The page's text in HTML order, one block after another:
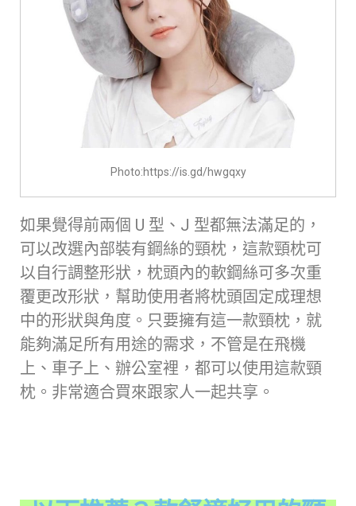
Photo:https://is.gd/hwgqxy
如果覺得前兩個 U 型、J 型都無法滿足的，
可以改選內部裝有鋼絲的頸枕，這款頸枕可
以自行調整形狀，枕頭內的軟鋼絲可多次重
覆更改形狀，幫助使用者將枕頭固定成理想
中的形狀與角度。只要擁有這一款頸枕，就
能夠滿足所有用途的需求，不管是在飛機
上、車子上、辦公室裡，都可以使用這款頸
枕。非常適合買來跟家人一起共享。